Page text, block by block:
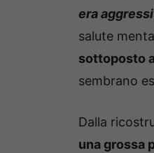
era
salute
sottoposto
sembrano
Dalla
una grossa